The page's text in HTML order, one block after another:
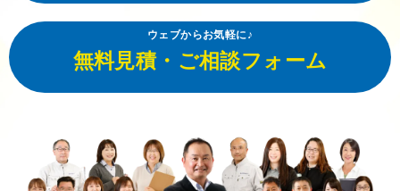
ウェブからお気軽に♪
無料見積・ご相談フォーム